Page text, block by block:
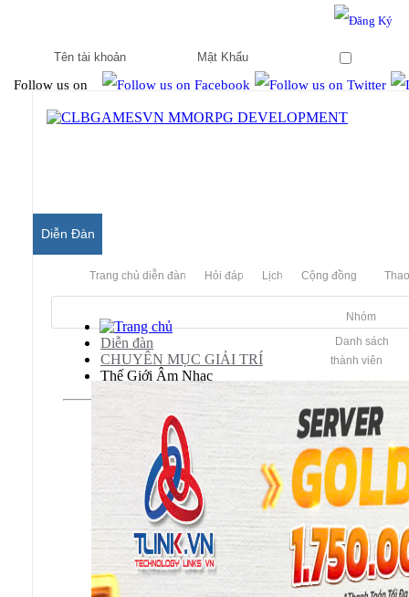
Follow us on
Diễn Đàn
Trang chủ diễn đàn Hỏi đáp Lịch Cộng đồng
Nhóm
Danh sách
thành viên
Diễn đàn
CHUYÊN MỤC GIẢI TRÍ
Thế Giới Âm Nhạc